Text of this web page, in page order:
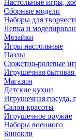
Настольные игры,
Сборные модели
Наборы для
Лепка и
Мозайки
Игры настольные
Пазлы
Сюжетно-ролевые
Игрушечная бытовая
Магазин
Детские кухни
Игрушечная посуда,
Салон красоты
Игрушечное оружие
Наборы военного
Бинокли